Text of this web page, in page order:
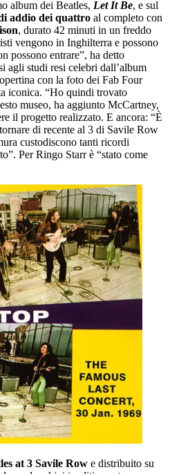
album dei Beatles, Let It Be, e sul
addio dei quattro al completo con
, durato 42 minuti in un freddo
vengono in Inghilterra e possono
possono entrare”, ha detto
agli studi resi celebri dall’album
con la foto dei Fab Four
iconica. “Ho quindi trovato
museo, ha aggiunto McCartney,
il progetto realizzato. E ancora: “È
di recente al 3 di Savile Row
custodiscono tanti ricordi
Per Ringo Starr è “stato come
at 3 Savile Row e distribuito su